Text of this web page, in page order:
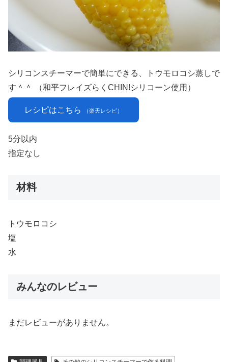
シリコンスチーマーで簡単にできる、トウモロコシ蒸しで
す＾＾ （和平フレイズらくCHIN!シリコーン使用）
レシピはこちら （楽天レシピ）
5分以内
指定なし
材料
トウモロコシ
塩
水
みんなのレビュー
まだレビューがありません。